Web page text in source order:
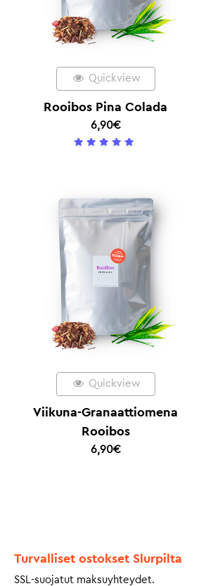
Quickview
Rooibos Pina Colada
6,90€
Quickview
Viikuna-Granaattiomena
Rooibos
6,90€
Turvalliset ostokset Slurpilta
SSL-suojatut maksuyhteydet.